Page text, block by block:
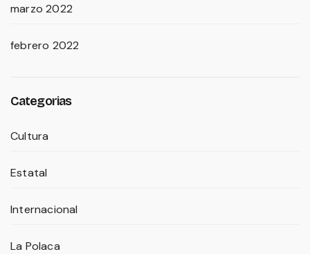
marzo 2022
febrero 2022
Categorias
Cultura
Estatal
Internacional
La Polaca